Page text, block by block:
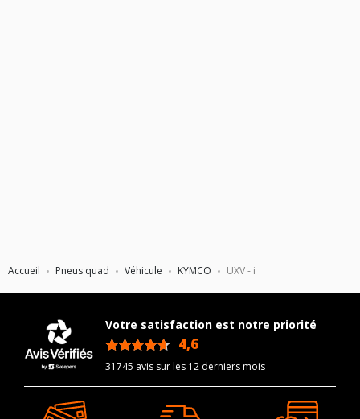
Accueil Pneus quad Véhicule KYMCO UXV - i
Votre satisfaction est notre priorité
4,6
31745 avis sur les 12 derniers mois